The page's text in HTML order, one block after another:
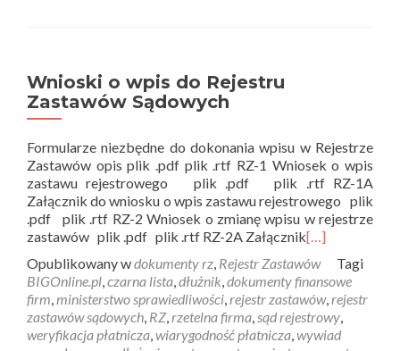
Wnioski o wpis do Rejestru
Zastawów Sądowych
Formularze niezbędne do dokonania wpisu w Rejestrze
Zastawów opis plik .pdf plik .rtf RZ-1 Wniosek o wpis
zastawu rejestrowego plik .pdf plik .rtf RZ-1A
Załącznik do wniosku o wpis zastawu rejestrowego plik
.pdf plik .rtf RZ-2 Wniosek o zmianę wpisu w rejestrze
zastawów plik .pdf plik .rtf RZ-2A Załącznik[…]
Opublikowany wdokumenty rz, Rejestr Zastawów
Tagi
BIGOnline.pl,czarna lista,dłużnik,dokumenty finansowe
firm,ministerstwo sprawiedliwości,rejestr zastawów,rejestr
zastawów sądowych, RZ,rzetelna firma,sąd rejestrowy,
weryfikacja płatnicza,wiarygodność płatnicza,wywiad